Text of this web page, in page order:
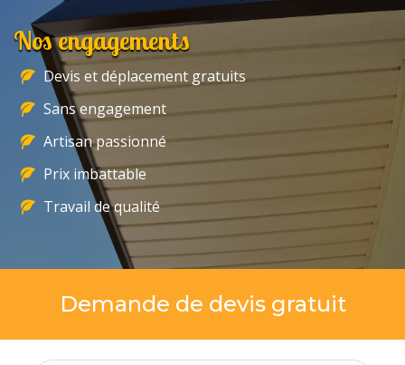
Nos engagements
Devis et déplacement gratuits
Sans engagement
Artisan passionné
Prix imbattable
Travail de qualité
Demande de devis gratuit